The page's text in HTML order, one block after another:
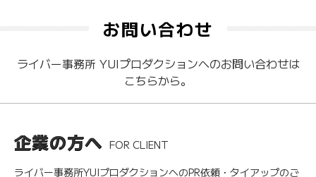
お問い合わせ
ライバー事務所 YUIプロダクションへのお問い合わせは
こちらから。
企業の方へ FOR CLIENT
ライバー事務所YUIプロダクションへのPR依頼・タイアップのご